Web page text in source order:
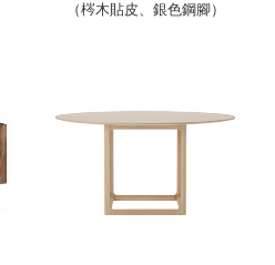
（梣木貼皮、銀色鋼腳）